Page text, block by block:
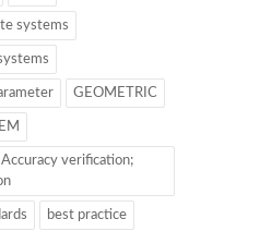
systems
GEOMETRIC
verification;
best practice